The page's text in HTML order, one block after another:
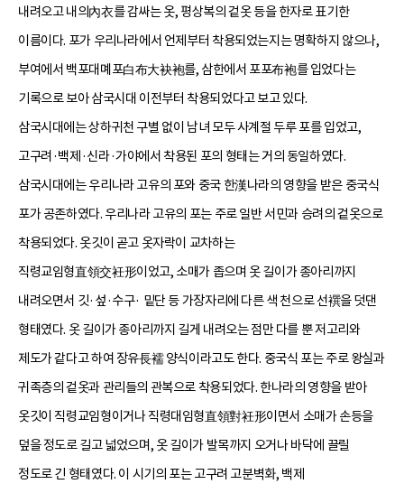
내려오고 내의內衣를 감싸는 옷, 평상복의 겉옷 등을 한자로 표기한
이름이다. 포가 우리나라에서 언제부터 착용되었는지는 명확하지 않으나,
부여에서 백포대몌포白布大袂袍를, 삼한에서 포포布袍를 입었다는
기록으로 보아 삼국시대 이전부터 착용되었다고 보고 있다.
삼국시대에는 상하귀천 구별 없이 남녀 모두 사계절 두루 포를 입었고,
고구려·백제·신라·가야에서 착용된 포의 형태는 거의 동일하였다.
삼국시대에는 우리나라 고유의 포와 중국 한漢나라의 영향을 받은 중국식
포가 공존하였다. 우리나라 고유의 포는 주로 일반 서민과 승려의 겉옷으로
착용되었다. 옷깃이 곧고 옷자락이 교차하는
직령교임형直領交衽形이었고, 소매가 좁으며 옷 길이가 종아리까지
내려오면서 깃·섶·수구· 밑단 등 가장자리에 다른 색 천으로 선襈을 덧댄
형태였다. 옷 길이가 종아리까지 길게 내려오는 점만 다를 뿐 저고리와
제도가 같다고 하여 장유長襦 양식이라고도 한다. 중국식 포는 주로 왕실과
귀족층의 겉옷과 관리들의 관복으로 착용되었다. 한나라의 영향을 받아
옷깃이 직령교임형이거나 직령대임형直領對衽形이면서 소매가 손등을
덮을 정도로 길고 넓었으며, 옷 길이가 발목까지 오거나 바닥에 끌릴
정도로 긴 형태였다. 이 시기의 포는 고구려 고분벽화, 백제